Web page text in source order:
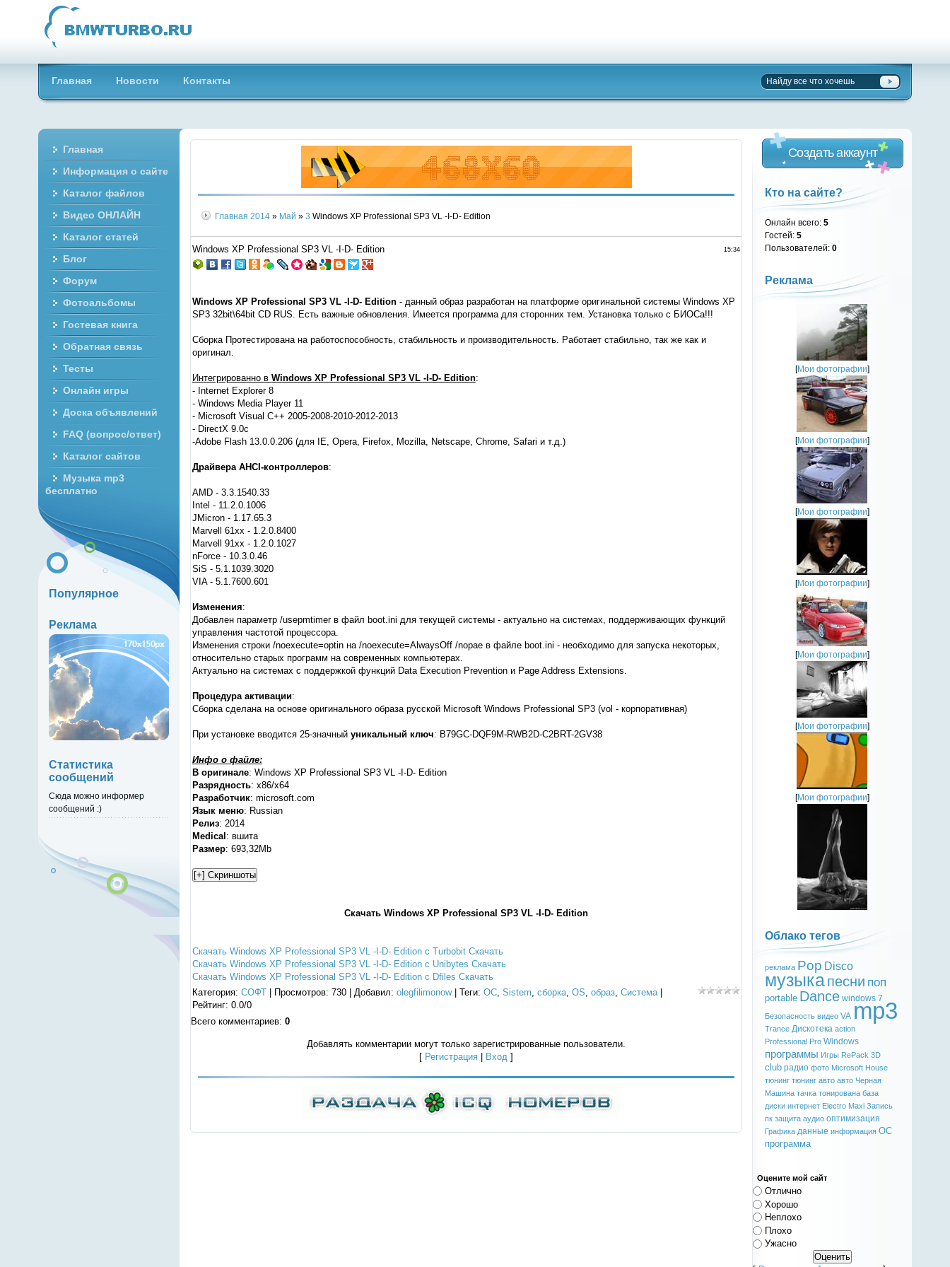
Главная Новости Контакты
Главная 2014 » Май » 3 Windows XP Professional SP3 VL -I-D- Edition
15:34
Windows XP Professional SP3 VL -I-D- Edition
Windows XP Professional SP3 VL -I-D- Edition- данный образ разработан на платформе оригинальной системы Windows XP
SP3 32bit\64bit CD RUS. Есть важные обновления. Имеется программа для сторонних тем. Установка только с БИОСа!!!
Сборка Протестирована на работоспособность, стабильность и производительность. Работает стабильно, так же как и
оригинал.
Интегрированно в Windows XP Professional SP3 VL -I-D- Edition:
- Internet Explorer 8
- Windows Media Player 11
- Microsoft Visual C++ 2005-2008-2010-2012-2013
- DirectX 9.0c
-Adobe Flash 13.0.0.206 (для IE, Opera, Firefox, Mozilla, Netscape, Chrome, Safari и т.д.)
Драйвера AHCI-контроллеров:
AMD - 3.3.1540.33
Intel - 11.2.0.1006
JMicron - 1.17.65.3
Marvell 61xx - 1.2.0.8400
Marvell 91xx - 1.2.0.1027
nForce - 10.3.0.46
SiS - 5.1.1039.3020
VIA - 5.1.7600.601
Изменения:
Добавлен параметр /usepmtimer в файл boot.ini для текущей системы - актуально на системах, поддерживающих функций
управления частотой процессора.
Изменения строки /noexecute=optin на /noexecute=AlwaysOff /nopae в файле boot.ini - необходимо для запуска некоторых,
относительно старых программ на современных компьютерах.
Актуально на системах с поддержкой функций Data Execution Prevention и Page Address Extensions.
Процедура активации:
Сборка сделана на основе оригинального образа русской Microsoft Windows Professional SP3 (vol - корпоративная)
При установке вводится 25-значный уникальный ключ: B79GC-DQF9M-RWB2D-C2BRT-2GV38
Инфо о файле:
В оригинале: Windows XP Professional SP3 VL -I-D- Edition
Разрядность: x86/x64
Разработчик: microsoft.com
Язык меню: Russian
Релиз: 2014
Medical : вшита
Размер: 693,32Mb
Скачать Windows XP Professional SP3 VL -I-D- Edition
Скачать Windows XP Professional SP3 VL -I-D- Edition с Turbobit Скачать
Скачать Windows XP Professional SP3 VL -I-D- Edition с Unibytes Скачать
Скачать Windows XP Professional SP3 VL -I-D- Edition с Dfiles Скачать
Категория: СОФТ| Просмотров: 730 | Добавил: olegfilimonow| Теги: ОС, Sistem, сборка, OS, образ, Система|
Рейтинг: 0.0/0
Всего комментариев: 0
Добавлять комментарии могут только зарегистрированные пользователи.
[ Регистрация Вход ]
Создать аккаунт
Кто на сайте?
Онлайн всего:5
Гостей:5
Пользователей:0
Реклама
[Мои фотографии]
[Мои фотографии]
[Мои фотографии]
[Мои фотографии]
[Мои фотографии]
[Мои фотографии]
[Мои фотографии]
Облако тегов
реклама Pop Disco
музыкапесни поп
portable Dance windows 7
Безопасность видео VA mp3
Trance Дискотека action
Professional Pro Windows
программы Игры RePack 3D
club радио фото Microsoft House
тюнинг тюнинг авто авто Черная
Машина тачка тонирована база
диски интернет Electro Maxi Запись
пк защита аудио оптимизация
Графика данные информация ОС
программа
Оцените мой сайт
Отлично
Хорошо
Неплохо
Плохо
Ужасно
Главная
Информация о сайте
Каталог файлов
Видео ОНЛАЙН
Каталог статей
Блог
Форум
Фотоальбомы
Гостевая книга
Обратная связь
Тесты
Онлайн игры
Доска объявлений
FAQ (вопрос/ответ)
Каталог сайтов
Музыка mp3
бесплатно
Популярное
Реклама
Статистика
сообщений
Сюда можно информер
сообщений :)